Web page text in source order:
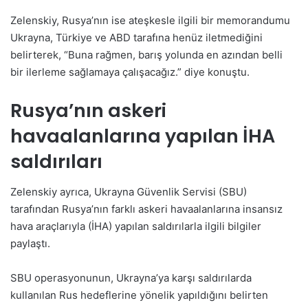
Zelenskiy, Rusya’nın ise ateşkesle ilgili bir memorandumu
Ukrayna, Türkiye ve ABD tarafına henüz iletmediğini
belirterek, “Buna rağmen, barış yolunda en azından belli
bir ilerleme sağlamaya çalışacağız.” diye konuştu.
Rusya’nın askeri
havaalanlarına yapılan İHA
saldırıları
Zelenskiy ayrıca, Ukrayna Güvenlik Servisi (SBU)
tarafından Rusya’nın farklı askeri havaalanlarına insansız
hava araçlarıyla (İHA) yapılan saldırılarla ilgili bilgiler
paylaştı.
SBU operasyonunun, Ukrayna’ya karşı saldırılarda
kullanılan Rus hedeflerine yönelik yapıldığını belirten